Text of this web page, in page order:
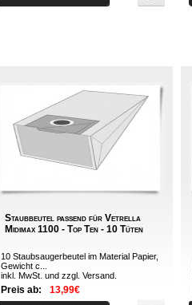
Staubbeutel passend für Vetrella
Midimax 1100 - Top Ten - 10 Tüten
10 Staubsaugerbeutel im Material Papier,
Gewicht c...
inkl. MwSt. und zzgl. Versand
Preis ab: 13,99€